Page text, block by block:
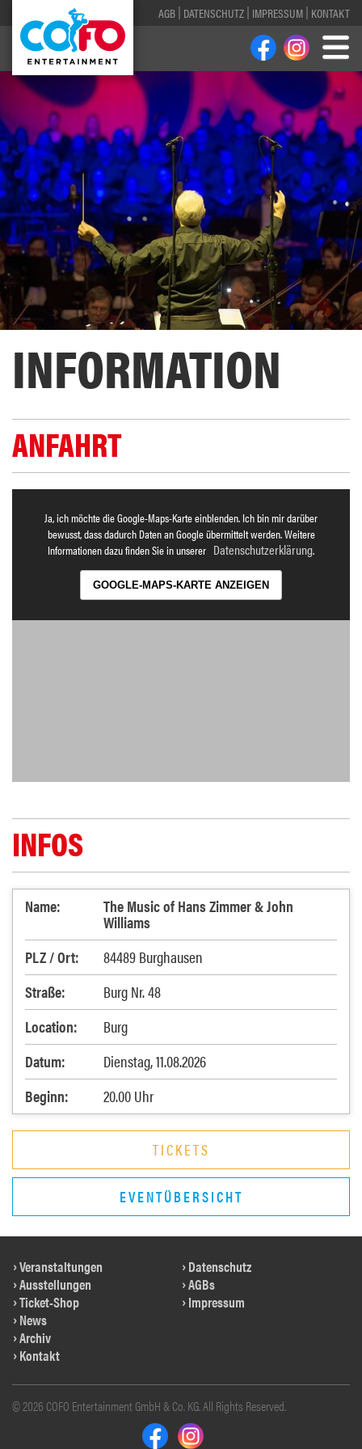
AGB DATENSCHUTZ IMPRESSUM KONTAKT
INFORMATION
ANFAHRT
Ja, ich möchte die Google-Maps-Karte einblenden. Ich bin mir darüber
bewusst, dass dadurch Daten an Google übermittelt werden. Weitere
Informationen dazu finden Sie in unserer Datenschutzerklärung.
GOOGLE-MAPS-KARTE ANZEIGEN
INFOS
Name: The Music of Hans Zimmer & John
Williams
PLZ / Ort:
84489 Burghausen
Straße:
Burg Nr. 48
Location:
Burg
Datum:
Dienstag, 11.08.2026
Beginn:
20.00 Uhr
TICKETS
EVENTÜBERSICHT
Veranstaltungen
Ausstellungen
Ticket-Shop
News
Archiv
Kontakt
Datenschutz
AGBs
Impressum
© 2026 COFO Entertainment GmbH & Co. KG. All Rights Reserved.